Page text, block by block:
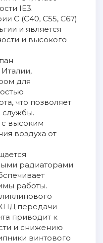
IE3.
С (С40, С55, С67)
и является
и высокого
Италии,
для
что позволяет
службы.
с высоким
воздуха от
радиаторами
работы.
передачи
приводит к
и снижению
винтового